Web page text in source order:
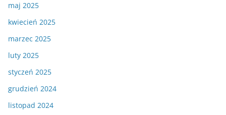
maj 2025
kwiecień 2025
marzec 2025
luty 2025
styczeń 2025
grudzień 2024
listopad 2024